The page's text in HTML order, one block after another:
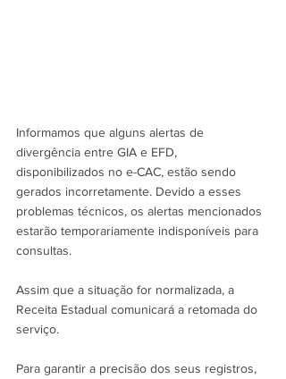
Informamos que alguns alertas de
divergência entre GIA e EFD,
disponibilizados no e-CAC, estão sendo
gerados incorretamente. Devido a esses
problemas técnicos, os alertas mencionados
estarão temporariamente indisponíveis para
consultas.
Assim que a situação for normalizada, a
Receita Estadual comunicará a retomada do
serviço.
Para garantir a precisão dos seus registros,